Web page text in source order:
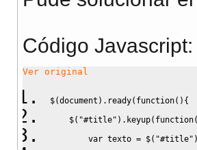
Código Javascript:
Ver original
$(document ) . ready( function( ) {
$( "#title" ) . keyup( function(
var texto = $( "#title" )